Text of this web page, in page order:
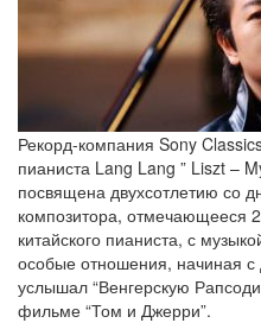
Рекорд-компания Sony
пианиста Lang Lang ” Liszt –
посвящена двухсотлетию со
композитора, отмечающееся
китайского пианиста, с
особые отношения, начиная с
услышал “Венгерскую
фильме “Том и Джерри”.